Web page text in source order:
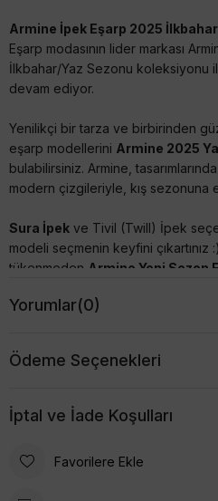
Armine İpek Eşarp 2025
Eşarp modasının lider markası
İlkbahar/Yaz Sezonu koleksiyonu
devam ediyor.
Yenilikçi bir tarza ve birbirinden
eşarp modellerini Armine 2025
bulabilirsiniz. Armine,
modern çizgileriyle, kış sezonuna
Sura İpek ve Tivil (Twill) İpek
modeli seçmenin keyfini
tükenmeden Armine Yeni Sezon
Kumaş Kalınlığı: 14 mm
Armine İpek Eşarpların Özellikleri
- %100 İpek'dir,
görünümlü, yumuşak ipektir.
Yorumlar(0)
Ödeme Seçenekleri
İptal ve İade Koşulları
Favorilere Ekle